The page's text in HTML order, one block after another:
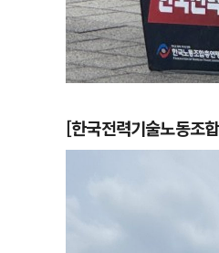
[한국전력기술노동조